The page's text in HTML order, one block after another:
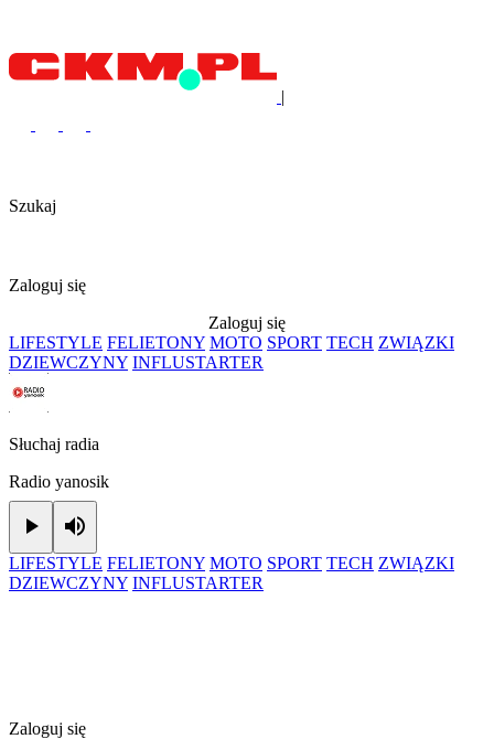
|
Szukaj
Zaloguj się
Zaloguj się
LIFESTYLE FELIETONY MOTO SPORT TECH ZWIĄZKI
DZIEWCZYNY INFLUSTARTER
Słuchaj radia
Radio yanosik
Play
LIFESTYLE FELIETONY MOTO SPORT TECH ZWIĄZKI
DZIEWCZYNY INFLUSTARTER
Zaloguj się